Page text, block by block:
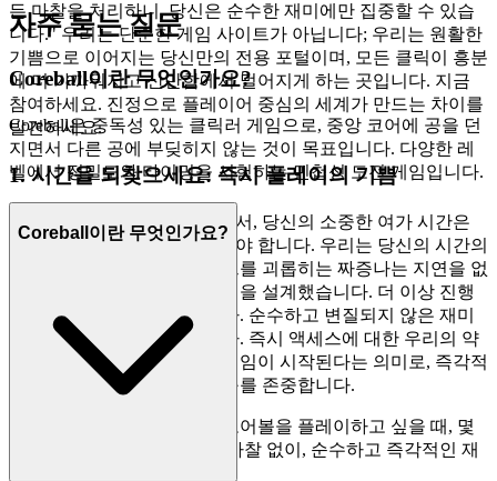
든 마찰을 처리하니, 당신은 순수한 재미에만 집중할 수 있습
니다." 우리는 단순한 게임 사이트가 아닙니다; 우리는 원활한
기쁨으로 이어지는 당신만의 전용 포털이며, 모든 클릭이 흥분
에 더 가까워지고 산만함에서 멀어지게 하는 곳입니다. 지금
참여하세요. 진정으로 플레이어 중심의 세계가 만드는 차이를
발견하세요.
1. 시간을 되찾으세요: 즉시 플레이의 기쁨
상시 주의를 요구하는 세상에서, 당신의 소중한 여가 시간은
기다림이 아닌 플레이에 쓰여야 합니다. 우리는 당신의 시간의
가치를 이해하며, 다른 사이트를 괴롭히는 짜증나는 지연을 없
애기 위해 플랫폼의 모든 측면을 설계했습니다. 더 이상 진행
바도, 설치 마법사도 없습니다. 순수하고 변질되지 않은 재미
에 대한 접근만 있을 뿐입니다. 즉시 액세스에 대한 우리의 약
속은 영감이 떠오르는 순간 게임이 시작된다는 의미로, 즉각적
인 만족을 원하는 당신의 욕구를 존중합니다.
이것이 우리의 약속입니다: 코어볼을 플레이하고 싶을 때, 몇
초 만에 게임에 들어갑니다. 마찰 없이, 순수하고 즉각적인 재
자주 묻는 질문
Coreball이란 무엇인가요?
Coreball은 중독성 있는 클릭러 게임으로, 중앙 코어에 공을 던
지면서 다른 공에 부딪히지 않는 것이 목표입니다. 다양한 레
벨에서 정밀도와 타이밍을 시험하는 민첩성 도전 게임입니다.
Coreball이란 무엇인가요?